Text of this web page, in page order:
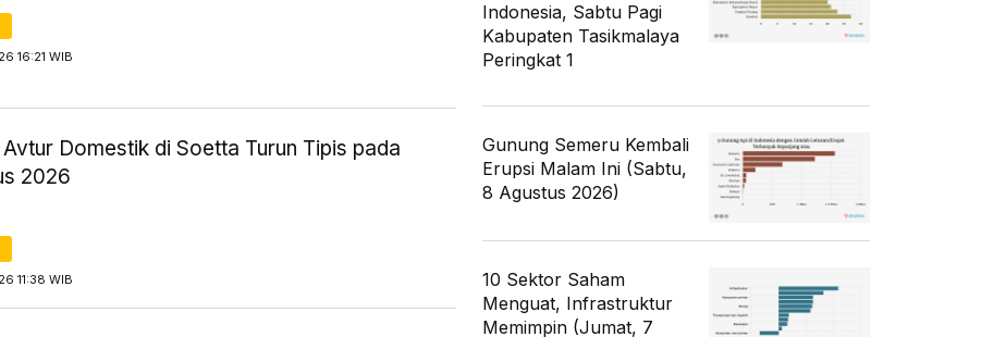
16:21 WIB
Domestik di Soetta Turun Tipis pada
2026
11:38 WIB
Indonesia, Sabtu Pagi
Kabupaten Tasikmalaya
Peringkat 1
Gunung Semeru Kembali
Erupsi Malam Ini (Sabtu,
8 Agustus 2026)
10 Sektor Saham
Menguat, Infrastruktur
Memimpin (Jumat, 7